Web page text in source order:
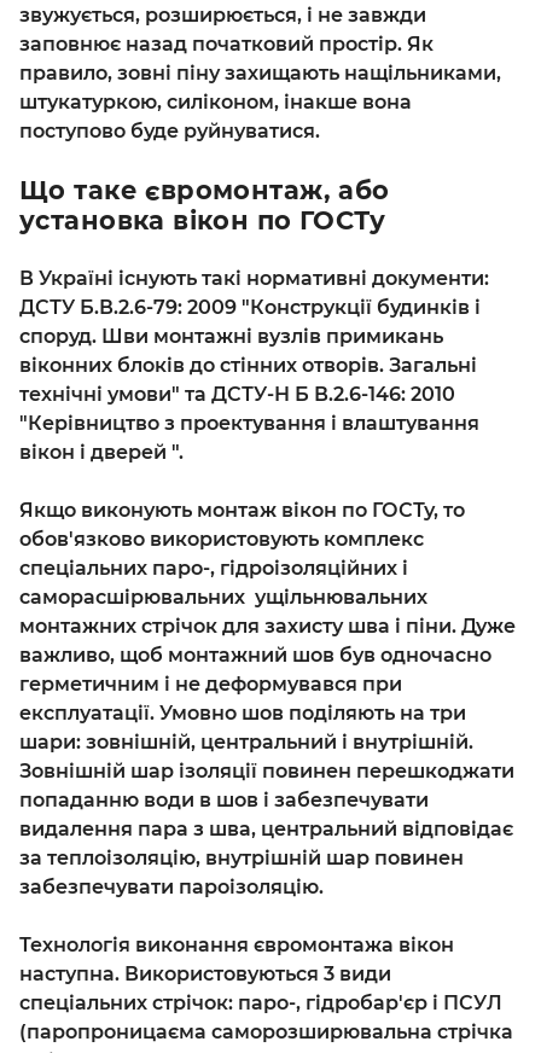
звужується, розширюється, і не завжди
заповнює назад початковий простір. Як
правило, зовні піну захищають нащільниками,
штукатуркою, силіконом, інакше вона
поступово буде руйнуватися.
Що таке євромонтаж, або
установка вікон по ГОСТу
В Україні існують такі нормативні документи:
ДСТУ Б.В.2.6-79: 2009 "Конструкції будинків і
споруд. Шви монтажні вузлів примикань
віконних блоків до стінних отворів. Загальні
технічні умови" та ДСТУ-Н Б В.2.6-146: 2010
"Керівництво з проектування і влаштування
вікон і дверей ".
Якщо виконують монтаж вікон по ГОСТу, то
обов'язково використовують комплекс
спеціальних паро-, гідроізоляційних і
саморасшірювальних ущільнювальних
монтажних стрічок для захисту шва і піни. Дуже
важливо, щоб монтажний шов був одночасно
герметичним і не деформувався при
експлуатації. Умовно шов поділяють на три
шари: зовнішній, центральний і внутрішній.
Зовнішній шар ізоляції повинен перешкоджати
попаданню води в шов і забезпечувати
видалення пара з шва, центральний відповідає
за теплоізоляцію, внутрішній шар повинен
забезпечувати пароізоляцію.
Технологія виконання євромонтажа вікон
наступна. Використовуються 3 види
спеціальних стрічок: паро-, гідробар'єр і ПСУЛ
(паропроницаєма саморозширювальна стрічка